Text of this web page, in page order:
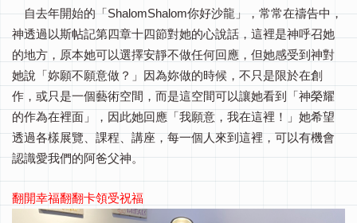
自去年開始的「ShalomShalom你好沙龍」，常常在禱告中，
神透過以斯帖記第四章十四節對她的心說話，這裡是神呼召她
的地方，原本她可以選擇安靜不做任何回應，但她感受到神對
她說「妳願不願意做？」因為妳做的時候，不只是限於在創
作，或只是一個藝術空間，而是這空間可以讓她看到「神榮耀
的作為在裡面」，因此她回應「我願意，我在這裡！」她希望
透過各樣展覽、課程、講座，每一個人來到這裡，可以有機會
認識愛我們的阿爸父神。
翻開幸福翻翻卡領受祝福